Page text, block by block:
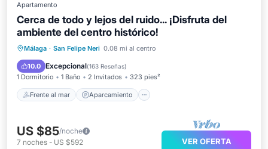
Apartamento
Cerca de todo y lejos del ruido... ¡Disfruta del
ambiente del centro histórico!
Málaga · San Felipe Neri 0.08 mi al centro
10.0 Excepcional(163 Reseñas)
1 Dormitorio 1 Baño 2 Invitados 323 pies²
Frente al mar Aparcamiento
Frente al mar
Aparcamiento
Vista al mar
Balcón/Terraza
US $85/noche
7 noches - US $592 VER OFERTA